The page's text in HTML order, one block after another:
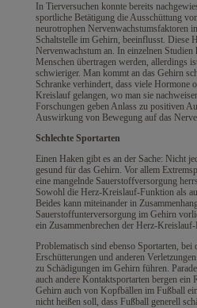
In Tierversuchen konnte bereits
sportliche Betätigung die Ausschüttung
neurotrophen Nervenwachstumsfaktoren
Schaltstelle im Gehirn, beeinflusst. Diese
Nervenwachstum an. In einzelnen Studien
Menschen übertragen werden, allerdings
schwieriger. Man kommt an das Gehirn
Schranke verhindert, dass viele Hormone
Kreislauf gelangen, wo man sie
Forschungen geben Anlass zu positiven
Auswirkung von Bewegung auf das
Schlechte Sportarten
Einen Haken gibt es an der Sache: Nicht
gesund für das Gehirn. Vor allem
eine mangelnde Sauerstoffversorgung
Sowohl die Herz-Kreislauf-Funktion als
Beides kann miteinander in
Sauerstoffunterversorgung im Gehirn
ein Zusammenbrechen der Herz-
Problematisch sind ebenso Sportarten,
Erschütterungen und anderen
zu Schädigungen im Gehirn führen.
auch andere Kontaktsportarten bergen ein
Gehirn auch von Kopfbällen im Fußball
nicht heißen soll, dass Fußball generell